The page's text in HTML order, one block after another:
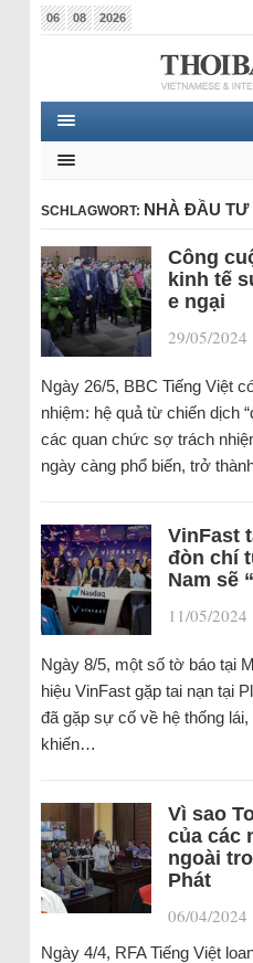
06 08 2026
SCHLAGWORT: NHÀ ĐẦU TƯ
Công
kinh tế
e ngại
29/05/2024
Ngày 26/5, BBC Tiếng Việt
nhiệm: hệ quả từ chiến dịch
các quan chức sợ trách
ngày càng phổ biến, trở
VinFast
đòn chí
Nam sẽ
11/05/2024
Ngày 8/5, một số tờ báo tại
hiệu VinFast gặp tai nạn tại
đã gặp sự cố về hệ thống
khiến…
Vì sao
của các
ngoài
Phát
06/04/2024
Ngày 4/4, RFA Tiếng Việt